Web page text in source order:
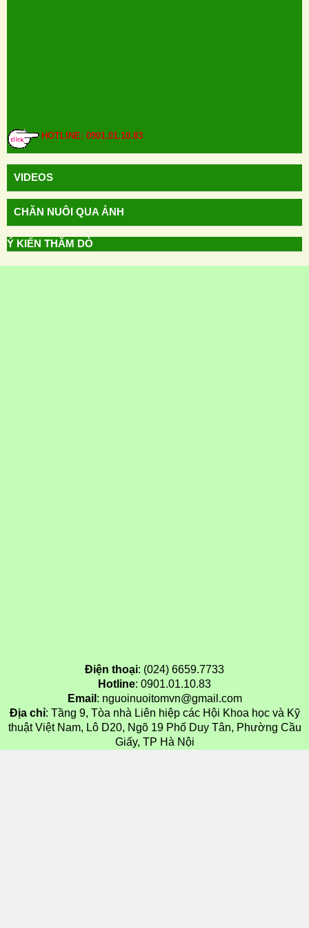
HOTLINE: 0901.01.10.83
VIDEOS
CHĂN NUÔI QUA ẢNH
Ý KIẾN THĂM DÒ
Điện thoại: (024) 6659.7733
Hotline: 0901.01.10.83
Email : nguoinuoitomvn@gmail.com
Địa chỉ: Tầng 9, Tòa nhà Liên hiệp các Hội Khoa học và Kỹ
thuật Việt Nam, Lô D20, Ngõ 19 Phố Duy Tân, Phường Cầu
Giấy, TP Hà Nội